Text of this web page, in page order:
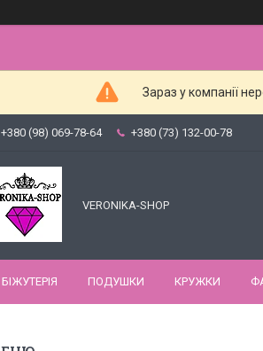
Зараз у компанії
+380 (98) 069-78-64 +380 (73) 132-00-78
VERONIKA-SHOP
БІЖУТЕРІЯ ПОДУШКИ КРУЖКИ